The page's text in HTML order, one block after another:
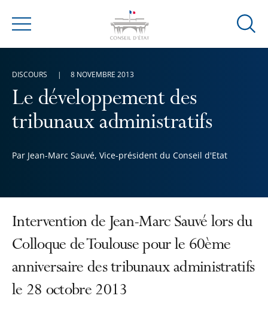
Menu
Ouvrir
Le développement des
tribunaux administratifs
Par Jean-Marc Sauvé, Vice-président du Conseil d'Etat
DISCOURS 8 NOVEMBRE 2013
Intervention de Jean-Marc Sauvé lors du
Colloque de Toulouse pour le 60ème
anniversaire des tribunaux administratifs
le 28 octobre 2013